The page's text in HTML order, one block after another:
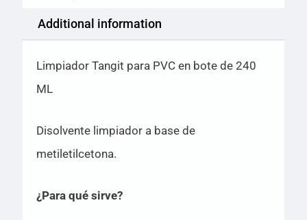
Additional information
Limpiador Tangit para PVC en bote de 240
ML
Disolvente limpiador a base de
metiletilcetona.
¿Para qué sirve?